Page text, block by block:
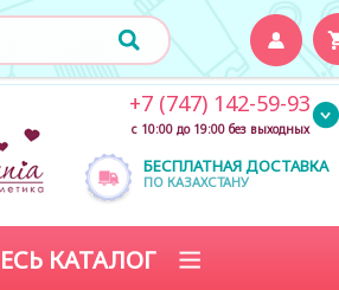
БЕСПЛАТНАЯ ДОСТАВКА
ПО КАЗАХСТАНУ
+7 (747) 142-59-93
с 10:00 до 19:00 без выходных
КАТАЛОГ